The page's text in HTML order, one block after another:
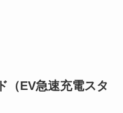
（EV急速充電スタ